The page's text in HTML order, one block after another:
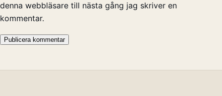
denna webbläsare till nästa gång jag skriver en
kommentar.